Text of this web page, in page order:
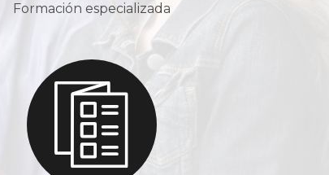
Formación especializada